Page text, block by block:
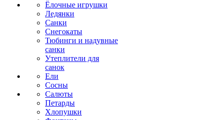
Ёлочные игрушки
Ледянки
Санки
Снегокаты
Тюбинги и надувные
санки
Утеплители для
санок
Ели
Сосны
Салюты
Петарды
Хлопушки